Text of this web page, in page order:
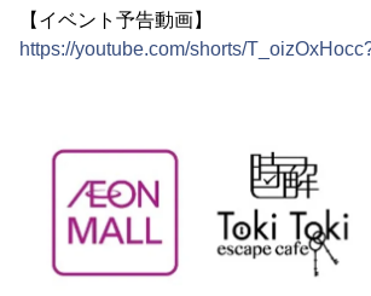
【イベント予告動画】
https://youtube.com/shorts/